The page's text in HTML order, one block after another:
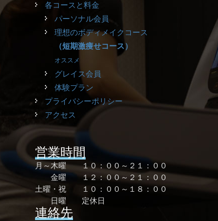
各コースと料金
パーソナル会員
理想のボディメイクコース
（短期激痩せコース）
オススメ
グレイス会員
体験プラン
プライバシーポリシー
アクセス
営業時間
月～木曜 １０：００～２１：００
金曜 １２：００～２１：００
土曜・祝 １０：００～１８：００
日曜 定休日
連絡先